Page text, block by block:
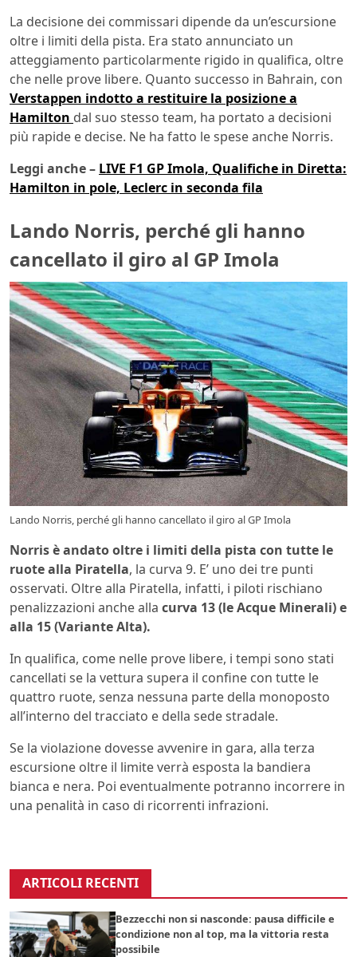
La decisione dei commissari dipende da un’escursione
oltre i limiti della pista. Era stato annunciato un
atteggiamento particolarmente rigido in qualifica, oltre
che nelle prove libere. Quanto successo in Bahrain, con
Verstappen indotto a restituire la posizione a
Hamilton dal suo stesso team, ha portato a decisioni
più rapide e decise. Ne ha fatto le spese anche Norris.
Leggi anche – LIVE F1 GP Imola, Qualifiche in Diretta:
Hamilton in pole, Leclerc in seconda fila
Lando Norris, perché gli hanno
cancellato il giro al GP Imola
Lando Norris, perché gli hanno cancellato il giro al GP Imola
Norris è andato oltre i limiti della pista con tutte le
ruote alla Piratella, la curva 9. E’ uno dei tre punti
osservati. Oltre alla Piratella, infatti, i piloti rischiano
penalizzazioni anche alla curva 13 (le Acque Minerali) e
alla 15 (Variante Alta).
In qualifica, come nelle prove libere, i tempi sono stati
cancellati se la vettura supera il confine con tutte le
quattro ruote, senza nessuna parte della monoposto
all’interno del tracciato e della sede stradale.
Se la violazione dovesse avvenire in gara, alla terza
escursione oltre il limite verrà esposta la bandiera
bianca e nera. Poi eventualmente potranno incorrere in
una penalità in caso di ricorrenti infrazioni.
ARTICOLI RECENTI
Bezzecchi non si nasconde: pausa difficile e
condizione non al top, ma la vittoria resta
possibile